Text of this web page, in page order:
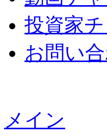
投資家
お問い
メイン